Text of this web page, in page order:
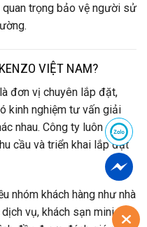
quan trọng bảo vệ người sử
VIỆT NAM?
đơn vị chuyên lắp đặt,
kinh nghiệm tư vấn giải
nhau. Công ty luôn chú
cầu và triển khai lắp đặt
nhóm khách hàng như nhà
vụ, khách sạn mini và